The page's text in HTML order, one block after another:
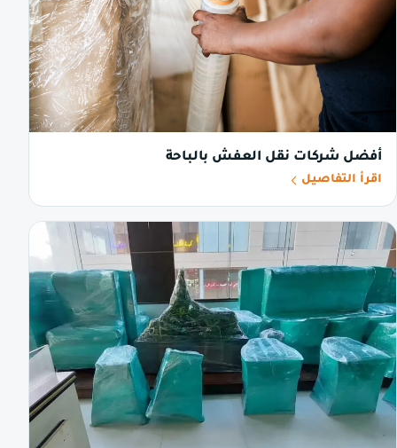
أفضل شركات نقل العفش بالباحة
اقرأ التفاصيل